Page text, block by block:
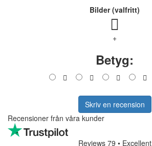
Bilder (valfritt)
+
Betyg:
Skriv en recension
Recensioner från våra kunder
Reviews 79 • Excellent